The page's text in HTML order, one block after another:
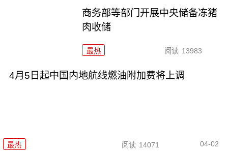
商务部等部门开展中央储备冻猪
肉收储
最热 阅读 13983
4月5日起中国内地航线燃油附加费将上调
最热 阅读 14071 04-02